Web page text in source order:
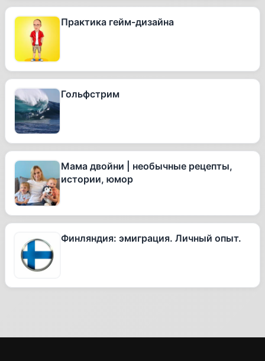
Практика гейм-дизайна
Гольфстрим
Мама двойни | необычные рецепты,
истории, юмор
Финляндия: эмиграция. Личный опыт.